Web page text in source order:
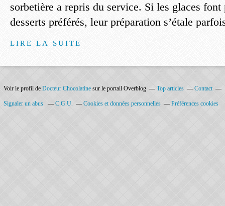
sorbetière a repris du service. Si les glaces font
desserts préférés, leur préparation s’étale
LIRE LA SUITE
Voir le profil de Docteur Chocolatine sur le portail Overblog Top articles Contact
Signaler un abus C.G.U. Cookies et données personnelles Préférences cookies